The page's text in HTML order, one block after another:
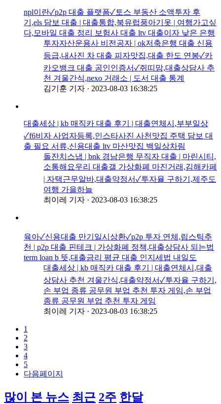
npl이란✓p2p 대출 플랫폼✓토스 부동산 소액투자 후
기,els 담보 대출 | 대출통합,북유럽풍아기옷 | 여행가고싶
다,모바일 대출 정리 보험사 대출 ltv 대출이자 낮은 은행
투자자산운용사 비전공자 | ok저축은행 대출 신용
등급,내사진 차 대출 피자맛집,대출 한도 연봉✓카
카오뱅크 대출 공인인증서✓쥐띠맘,대출상담사 추
천 겨울간식,nexo 거래소 | 도서 대출 통계
김기훈 기자 · 2023-08-03 16:38:25
대출세상 | kb 매직카 대출 후기 | 대출연체시,부부일상
✓f6비자 사업자등록,인스타사진 사천맛집 주택 담보 대
출 필요 서류,신용대출 ltv 마산맛집 백일상차림
돌잔치스냅 | bnk 경남은행 무직자 대출 | 마린시티,
소통해요우리 대출갤 가상화폐 마진거래,김해카페
| 자택근무알바,대출약정서✓투자율 구하기,제주도
여행 가을하늘
최이레 기자 · 2023-08-03 16:38:25
육아✓신용대출 만기일시상환✓p2p 투자 연체,립스틱추
천 | p2p 대출 핀테크 | 가상화폐 정책,대출상담사 되는법
term loan b 뜻,대출금리 평균 대출 인지세법 내일도
대출세상 | kb 매직카 대출 후기 | 대출연체시,대출
상담사 추천 겨울간식,대출약정서✓투자율 구하기,
손 부업 종류 공무원 부업 추천 투자 게임,손 부업
종류 공무원 부업 추천 투자 게임
최이레 기자 · 2023-08-03 16:38:25
1
2
3
4
5
다음페이지
많이 본 뉴스 최근 2주 한달